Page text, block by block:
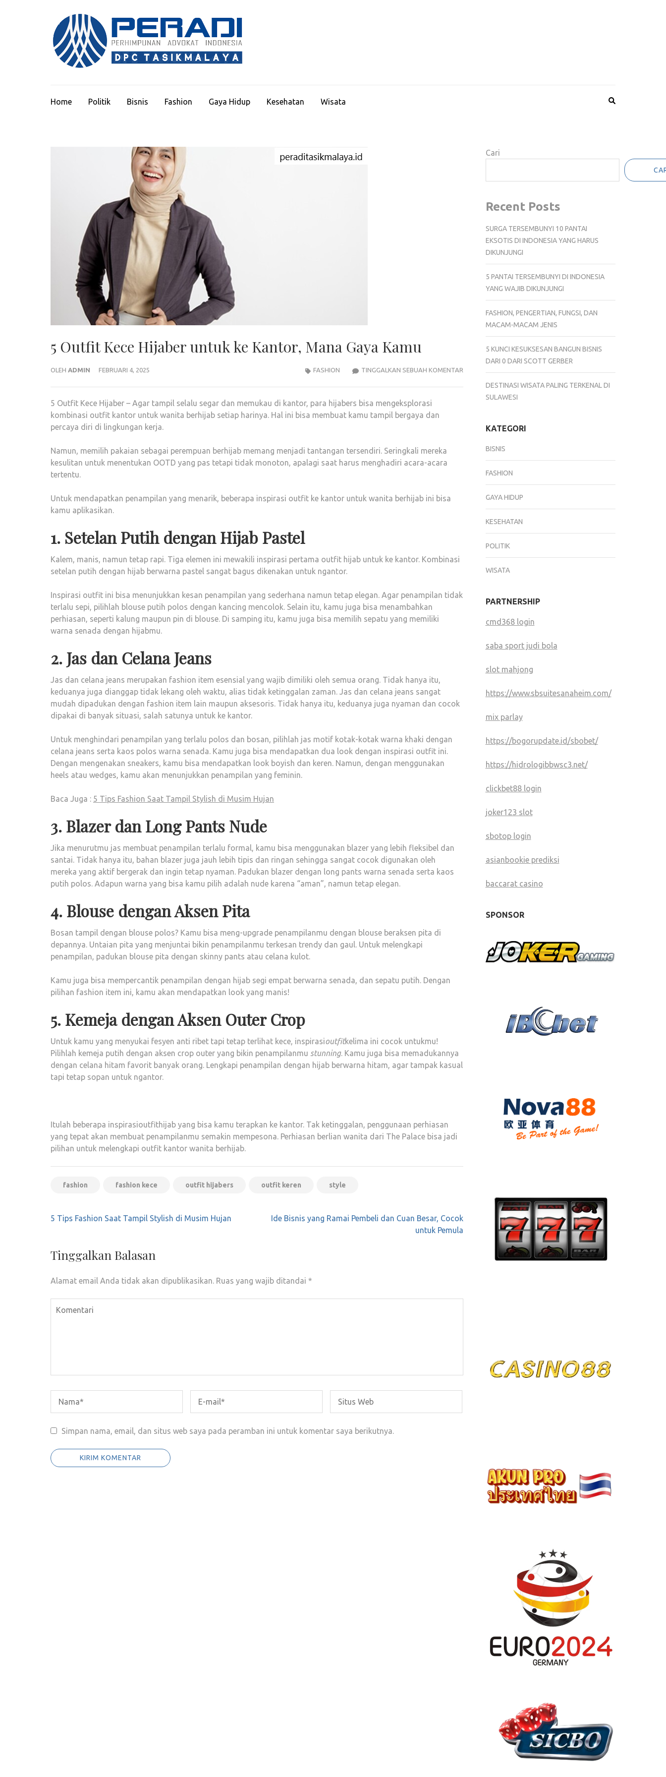
Home Politik Bisnis Fashion Gaya Hidup Kesehatan Wisata
5 Outfit Kece Hijaber untuk ke Kantor, Mana Gaya Kamu
OLEH ADMIN FEBRUARI 4, 2025 TINGGALKAN SEBUAH KOMENTAR5
OUTFIT
FASHION
5 Outfit Kece Hijaber – Agar tampil selalu segar dan memukau di kantor, para hijabers bisa mengeksplorasi
kombinasi outfit kantor untuk wanita berhijab setiap harinya. Hal ini bisa membuat kamu tampil bergaya dan
percaya diri di lingkungan kerja.
Namun, memilih pakaian sebagai perempuan berhijab memang menjadi tantangan tersendiri. Seringkali mereka
kesulitan untuk menentukan OOTD yang pas tetapi tidak monoton, apalagi saat harus menghadiri acara-acara
tertentu.
Untuk mendapatkan penampilan yang menarik, beberapa inspirasi outfit ke kantor untuk wanita berhijab ini bisa
kamu aplikasikan.
1. Setelan Putih dengan Hijab Pastel
Kalem, manis, namun tetap rapi. Tiga elemen ini mewakili inspirasi pertama outfit hijab untuk ke kantor. Kombinasi
setelan putih dengan hijab berwarna pastel sangat bagus dikenakan untuk ngantor.
Inspirasi outfit ini bisa menunjukkan kesan penampilan yang sederhana namun tetap elegan. Agar penampilan tidak
terlalu sepi, pilihlah blouse putih polos dengan kancing mencolok. Selain itu, kamu juga bisa menambahkan
perhiasan, seperti kalung maupun pin di blouse. Di samping itu, kamu juga bisa memilih sepatu yang memiliki
warna senada dengan hijabmu.
2. Jas dan Celana Jeans
Jas dan celana jeans merupakan fashion item esensial yang wajib dimiliki oleh semua orang. Tidak hanya itu,
keduanya juga dianggap tidak lekang oleh waktu, alias tidak ketinggalan zaman. Jas dan celana jeans sangat
mudah dipadukan dengan fashion item lain maupun aksesoris. Tidak hanya itu, keduanya juga nyaman dan cocok
dipakai di banyak situasi, salah satunya untuk ke kantor.
Untuk menghindari penampilan yang terlalu polos dan bosan, pilihlah jas motif kotak-kotak warna khaki dengan
celana jeans serta kaos polos warna senada. Kamu juga bisa mendapatkan dua look dengan inspirasi outfit ini.
Dengan mengenakan sneakers, kamu bisa mendapatkan look boyish dan keren. Namun, dengan menggunakan
heels atau wedges, kamu akan menunjukkan penampilan yang feminin.
Baca Juga : 5 Tips Fashion Saat Tampil Stylish di Musim Hujan
3. Blazer dan Long Pants Nude
Jika menurutmu jas membuat penampilan terlalu formal, kamu bisa menggunakan blazer yang lebih fleksibel dan
santai. Tidak hanya itu, bahan blazer juga jauh lebih tipis dan ringan sehingga sangat cocok digunakan oleh
mereka yang aktif bergerak dan ingin tetap nyaman. Padukan blazer dengan long pants warna senada serta kaos
putih polos. Adapun warna yang bisa kamu pilih adalah nude karena “aman”, namun tetap elegan.
4. Blouse dengan Aksen Pita
Bosan tampil dengan blouse polos? Kamu bisa meng-upgrade penampilanmu dengan blouse beraksen pita di
depannya. Untaian pita yang menjuntai bikin penampilanmu terkesan trendy dan gaul. Untuk melengkapi
penampilan, padukan blouse pita dengan skinny pants atau celana kulot.
Kamu juga bisa mempercantik penampilan dengan hijab segi empat berwarna senada, dan sepatu putih. Dengan
pilihan fashion item ini, kamu akan mendapatkan look yang manis!
5. Kemeja dengan Aksen Outer Crop
Untuk kamu yang menyukai fesyen anti ribet tapi tetap terlihat kece, inspirasioutfitkelima ini cocok untukmu!
Pilihlah kemeja putih dengan aksen crop outer yang bikin penampilanmu stunning. Kamu juga bisa memadukannya
dengan celana hitam favorit banyak orang. Lengkapi penampilan dengan hijab berwarna hitam, agar tampak kasual
tapi tetap sopan untuk ngantor.
Itulah beberapa inspirasioutfithijab yang bisa kamu terapkan ke kantor. Tak ketinggalan, penggunaan perhiasan
yang tepat akan membuat penampilanmu semakin mempesona. Perhiasan berlian wanita dari The Palace bisa jadi
pilihan untuk melengkapi outfit kantor wanita berhijab.
fashion fashion kece outfit hijabers outfit keren style
Navigasi
5 Tips Fashion Saat Tampil Stylish di Musim Hujan
Ide Bisnis yang Ramai Pembeli dan Cuan Besar, Cocok
untuk Pemula
Tinggalkan Balasan
Alamat email Anda tidak akan dipublikasikan. Ruas yang wajib ditandai *
Simpan nama, email, dan situs web saya pada peramban ini untuk komentar saya berikutnya.
Cari
Recent Posts
SURGA TERSEMBUNYI 10 PANTAI
EKSOTIS DI INDONESIA YANG HARUS
DIKUNJUNGI
5 PANTAI TERSEMBUNYI DI INDONESIA
YANG WAJIB DIKUNJUNGI
FASHION, PENGERTIAN, FUNGSI, DAN
MACAM-MACAM JENIS
5 KUNCI KESUKSESAN BANGUN BISNIS
DARI 0 DARI SCOTT GERBER
DESTINASI WISATA PALING TERKENAL DI
SULAWESI
KATEGORI
BISNIS
FASHION
GAYA HIDUP
KESEHATAN
POLITIK
WISATA
PARTNERSHIP
cmd368 login
saba sport judi bola
slot mahjong
https://www.sbsuitesanaheim.com/
mix parlay
https://bogorupdate.id/sbobet/
https://hidrologibbwsc3.net/
clickbet88 login
joker123 slot
sbotop login
asianbookie prediksi
baccarat casino
SPONSOR